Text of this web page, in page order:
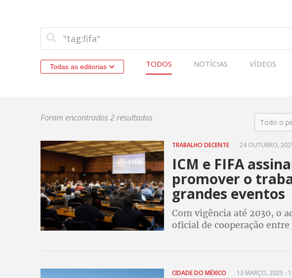
Todas as editorias TODOS NOTÍCIAS VÍDEOS
Foram encontrados 2 resultados Todo o
TRABALHO DECENTE 24 OUTUBRO,
ICM e FIFA
promover o
grandes eventos
Com vigência até 2030, o
oficial de cooperação entre
CIDADE DO MÉXICO 13 MARÇO, 2025 -